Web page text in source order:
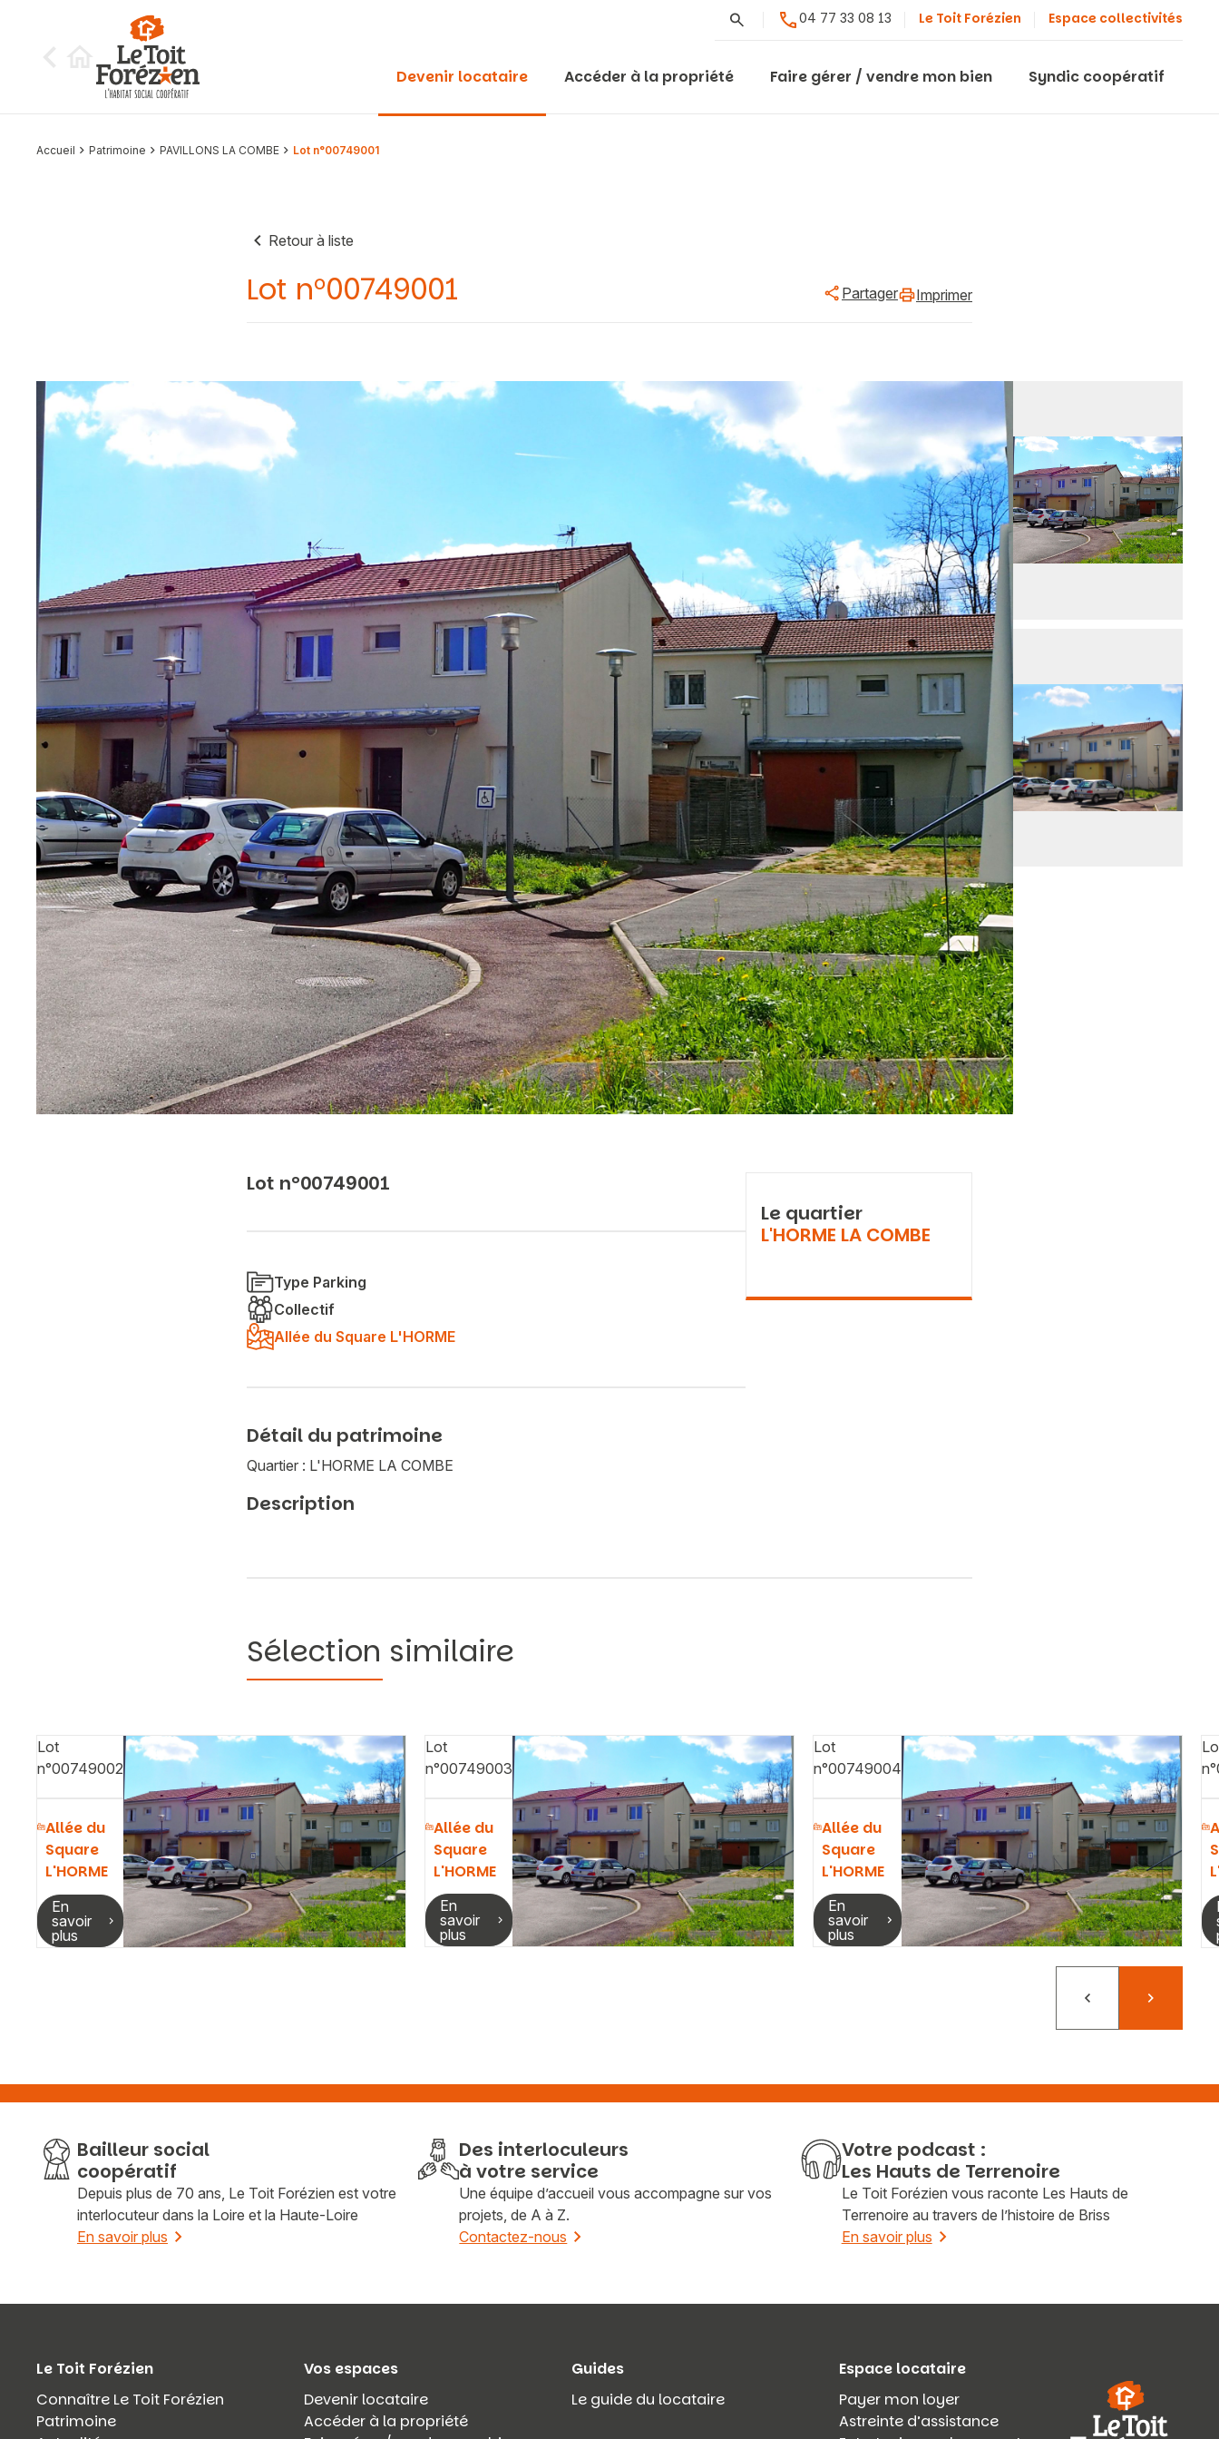
Rechercher04 77 33 08 13 Le Toit Forézien Espace collectivités
Devenir locataire Accéder à la propriété Faire gérer / vendre mon bien Syndic coopératif
Rechercher
Accueil Patrimoine PAVILLONS LA COMBE Lot n°00749001
Retour à liste
Lot n°00749001 Partager Imprimer
Lot n°00749001
Type Parking
Collectif
Allée du Square L'HORME
Détail du patrimoine
Quartier : L'HORME LA COMBE
Description
Le quartier
L'HORME LA COMBE
Sélection similaire
Lot
n°00749002
Allée du
Square
L'HORME
En
savoir
plus
Lot
n°00749003
Allée du
Square
L'HORME
En
savoir
plus
Lot
n°00749004
Allée du
Square
L'HORME
En
savoir
plus
PrécédentSuivant
Bailleur social
coopératif
Depuis plus de 70 ans, Le Toit Forézien est votre
interlocuteur dans la Loire et la Haute-Loire
En savoir plus
Des interloculeurs
à votre service
Une équipe d’accueil vous accompagne sur vos
projets, de A à Z.
Contactez-nous
Votre podcast :
Les Hauts de Terrenoire
Le Toit Forézien vous raconte Les Hauts de
Terrenoire au travers de l’histoire de Briss
En savoir plus
Le Toit Forézien
Connaître Le Toit Forézien
Patrimoine
Vos espaces
Devenir locataire
Accéder à la propriété
Guides
Le guide du locataire
Espace locataire
Payer mon loyer
Astreinte d’assistance